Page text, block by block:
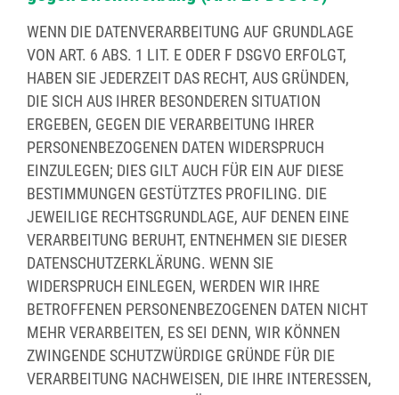
WENN DIE DATENVERARBEITUNG AUF GRUNDLAGE
VON ART. 6 ABS. 1 LIT. E ODER F DSGVO ERFOLGT,
HABEN SIE JEDERZEIT DAS RECHT, AUS GRÜNDEN,
DIE SICH AUS IHRER BESONDEREN SITUATION
ERGEBEN, GEGEN DIE VERARBEITUNG IHRER
PERSONENBEZOGENEN DATEN WIDERSPRUCH
EINZULEGEN; DIES GILT AUCH FÜR EIN AUF DIESE
BESTIMMUNGEN GESTÜTZTES PROFILING. DIE
JEWEILIGE RECHTSGRUNDLAGE, AUF DENEN EINE
VERARBEITUNG BERUHT, ENTNEHMEN SIE DIESER
DATENSCHUTZERKLÄRUNG. WENN SIE
WIDERSPRUCH EINLEGEN, WERDEN WIR IHRE
BETROFFENEN PERSONENBEZOGENEN DATEN NICHT
MEHR VERARBEITEN, ES SEI DENN, WIR KÖNNEN
ZWINGENDE SCHUTZWÜRDIGE GRÜNDE FÜR DIE
VERARBEITUNG NACHWEISEN, DIE IHRE INTERESSEN,